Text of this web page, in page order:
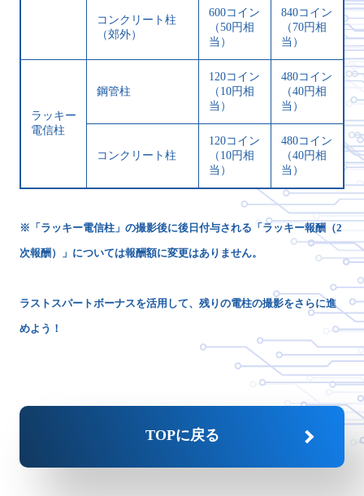
コンクリート柱
（郊外）
600コイン
（50円相
当）
840コイン
（70円相
当）
ラッキー
電信柱
鋼管柱
120コイン
（10円相
当）
480コイン
（40円相
当）
コンクリート柱
120コイン
（10円相
当）
480コイン
（40円相
当）
※「ラッキー電信柱」の撮影後に後日付与される「ラッキー報酬（2
次報酬）」については報酬額に変更はありません。
ラストスパートボーナスを活用して、残りの電柱の撮影をさらに進
めよう！
TOPに戻る